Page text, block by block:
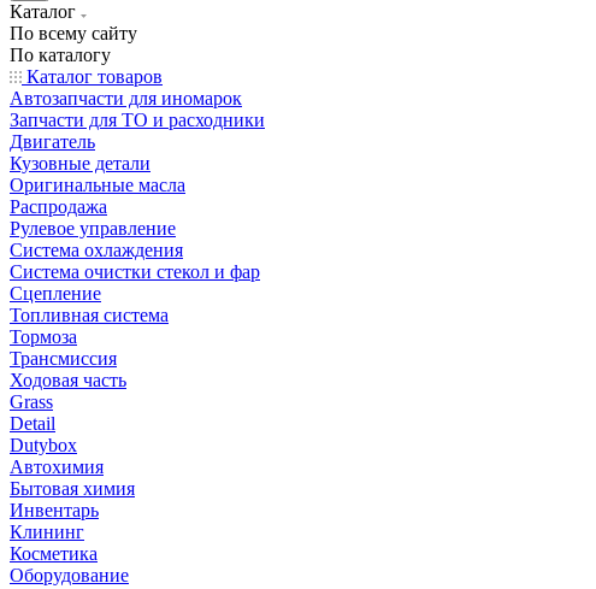
Каталог
По всему сайту
По каталогу
Каталог товаров
Автозапчасти для иномарок
Запчасти для ТО и расходники
Двигатель
Кузовные детали
Оригинальные масла
Распродажа
Рулевое управление
Система охлаждения
Система очистки стекол и фар
Сцепление
Топливная система
Тормоза
Трансмиссия
Ходовая часть
Grass
Detail
Dutybox
Автохимия
Бытовая химия
Инвентарь
Клининг
Косметика
Оборудование